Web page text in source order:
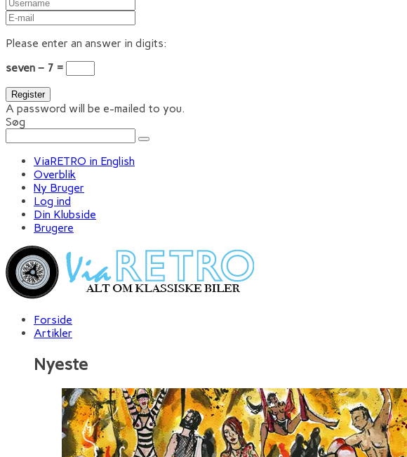
Please enter an answer in digits:
seven − 7 =
A password will be e-mailed to you.
Søg
ViaRETRO in English
Overblik
Ny Bruger
Log ind
Din Klubside
Brugere
Forside
Artikler
Nyeste